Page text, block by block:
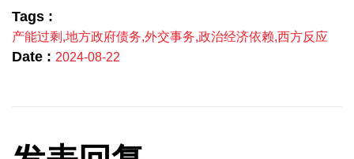
Tags :
产能过剩 ,地方政府债务,外交事务,政治经济依赖,西方反应
Date : 2024-08-22